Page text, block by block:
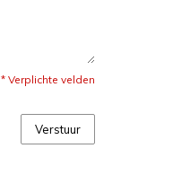
* Verplichte velden
Verstuur